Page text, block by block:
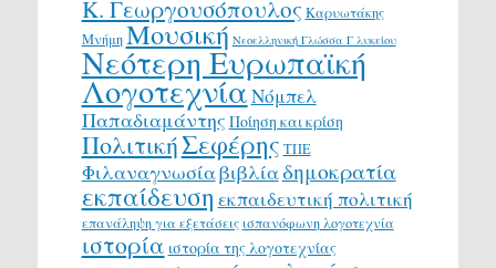
Κ. Γεωργουσόπουλος Καρυωτάκης
ΜνήμηΜουσική Νεοελληνική Γλώσσα Γ λυκείου
Νεότερη Ευρωπαϊκή
ΛογοτεχνίαΝόμπελ
Παπαδιαμάντης Ποίηση και κρίση
ΠολιτικήΣεφέρης ΤΠΕ
Φιλαναγνωσίαβιβλίαδημοκρατία
εκπαίδευση εκπαιδευτική πολιτική
επανάληψη για εξετάσεις ισπανόφωνη λογοτεχνία
ιστορία ιστορία της λογοτεχνίας